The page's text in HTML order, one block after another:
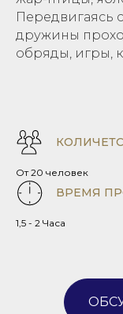
Передвигаясь
дружины
обряды, игры,
От 20 человек
ВРЕМЯ
1,5 - 2 Часа